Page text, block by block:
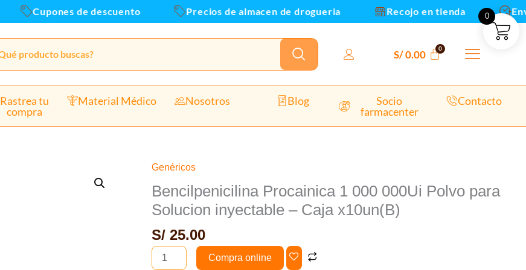
Cupones de descuento Precios de almacen de drogueria Recojo en tienda Envios
S/0.00
Rastrea tu
compra
Material Médico Nosotros Blog
Socio
farmacenter
Contacto
Genéricos
Bencilpenicilina Procainica 1 000 000Ui Polvo para
Solucion inyectable – Caja x10un(B)
S/ 25.00
Bencilpenicilina
Procainica
000
000Ui
Polvo
para
Compra online
0
inyectable
x10un(B)